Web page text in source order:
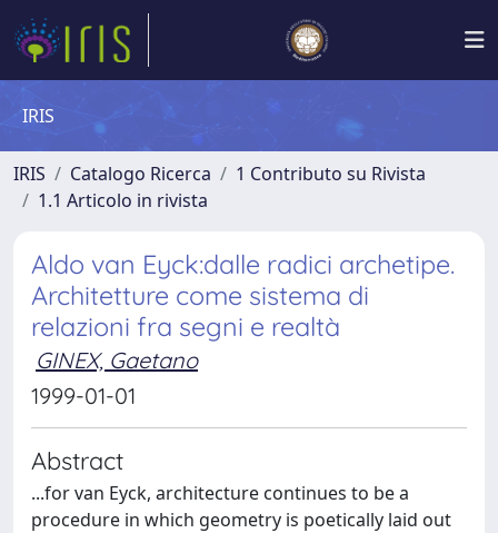
IRIS
IRIS Catalogo Ricerca
1 Contributo su Rivista
1.1 Articolo in rivista
Aldo van Eyck:dalle radici archetipe.
Architetture come sistema di
relazioni fra segni e realtà
GINEX, Gaetano
1999-01-01
Abstract
...for van Eyck, architecture continues to be a
procedure in which geometry is poetically laid out